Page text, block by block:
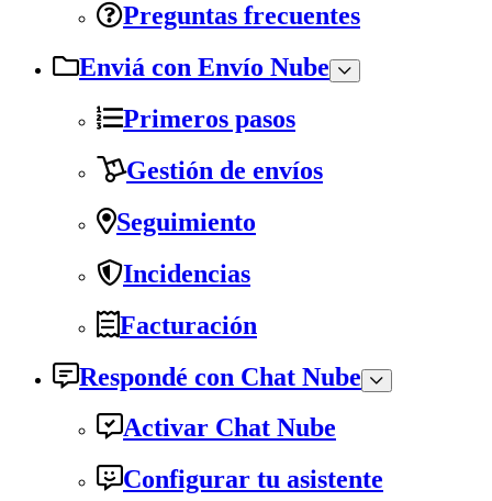
Preguntas frecuentes
Enviá con Envío Nube
Primeros pasos
Gestión de envíos
Seguimiento
Incidencias
Facturación
Respondé con Chat Nube
Activar Chat Nube
Configurar tu asistente